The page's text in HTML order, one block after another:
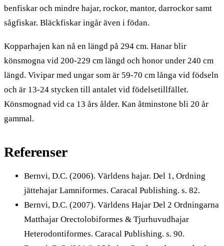
benfiskar och mindre hajar, rockor, mantor, darrockor samt
sågfiskar. Bläckfiskar ingår även i födan.
Kopparhajen kan nå en längd på 294 cm. Hanar blir
könsmogna vid 200-229 cm längd och honor under 240 cm
längd. Vivipar med ungar som är 59-70 cm långa vid födseln
och är 13-24 stycken till antalet vid födelsetillfället.
Könsmognad vid ca 13 års ålder. Kan åtminstone bli 20 år
gammal.
Referenser
Bernvi, D.C. (2006). Världens hajar. Del 1, Ordning
jättehajar Lamniformes. Caracal Publishing. s. 82.
Bernvi, D.C. (2007). Världens Hajar Del 2 Ordningarna
Matthajar Orectolobiformes & Tjurhuvudhajar
Heterodontiformes. Caracal Publishing. s. 90.